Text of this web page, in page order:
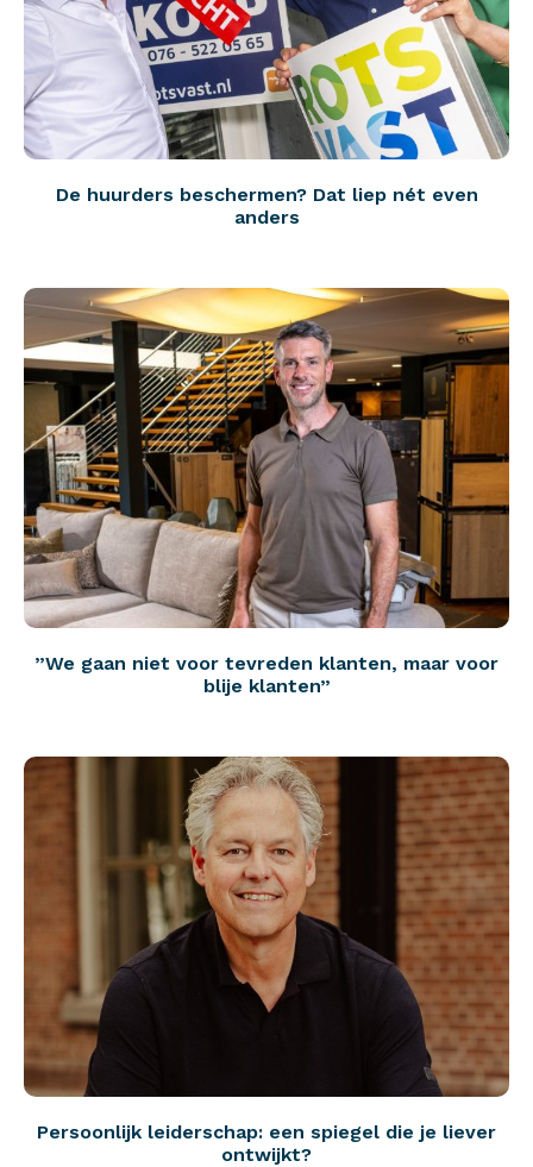
De huurders beschermen? Dat liep nét even
anders
”We gaan niet voor tevreden klanten, maar voor
blije klanten”
Persoonlijk leiderschap: een spiegel die je liever
ontwijkt?